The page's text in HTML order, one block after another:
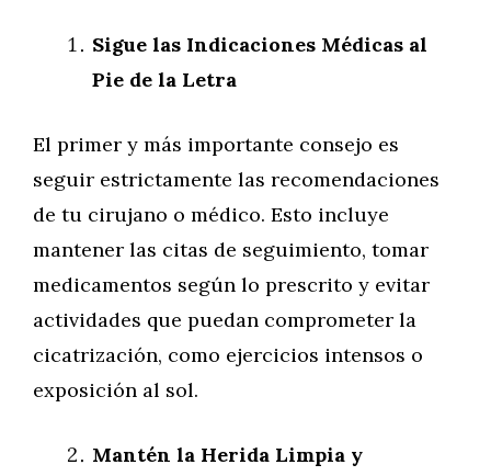
Sigue las Indicaciones Médicas al
Pie de la Letra
El primer y más importante consejo es
seguir estrictamente las recomendaciones
de tu cirujano o médico. Esto incluye
mantener las citas de seguimiento, tomar
medicamentos según lo prescrito y evitar
actividades que puedan comprometer la
cicatrización, como ejercicios intensos o
exposición al sol.
Mantén la Herida Limpia y